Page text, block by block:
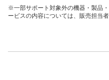
※一部サポート対象外の機器・製品
ービスの内容については、販売担当